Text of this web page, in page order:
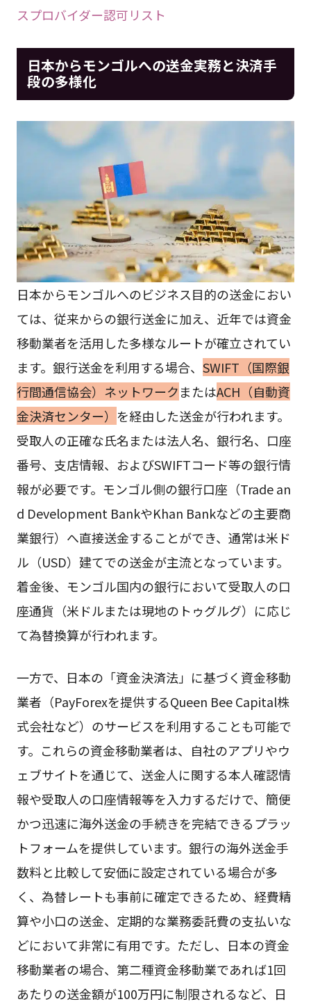
スプロバイダー認可リスト
日本からモンゴルへの送金実務と決済手
段の多様化
日本からモンゴルへのビジネス目的の送金におい
ては、従来からの銀行送金に加え、近年では資金
移動業者を活用した多様なルートが確立されてい
ます。銀行送金を利用する場合、 SWIFT（国際銀
行間通信協会）ネットワークまたはACH（自動資
金決済センター） を経由した送金が行われます。
受取人の正確な氏名または法人名、銀行名、口座
番号、支店情報、およびSWIFTコード等の銀行情
報が必要です。モンゴル側の銀行口座（Trade an
d Development BankやKhan Bankなどの主要商
業銀行）へ直接送金することができ、通常は米ド
ル（USD）建てでの送金が主流となっています。
着金後、モンゴル国内の銀行において受取人の口
座通貨（米ドルまたは現地のトゥグルグ）に応じ
て為替換算が行われます。
一方で、日本の「資金決済法」に基づく資金移動
業者（PayForexを提供するQueen Bee Capital株
式会社など）のサービスを利用することも可能で
す。これらの資金移動業者は、自社のアプリやウ
ェブサイトを通じて、送金人に関する本人確認情
報や受取人の口座情報等を入力するだけで、簡便
かつ迅速に海外送金の手続きを完結できるプラッ
トフォームを提供しています。銀行の海外送金手
数料と比較して安価に設定されている場合が多
く、為替レートも事前に確定できるため、経費精
算や小口の送金、定期的な業務委託費の支払いな
どにおいて非常に有用です。ただし、日本の資金
移動業者の場合、第二種資金移動業であれば1回
あたりの送金額が100万円に制限されるなど、日